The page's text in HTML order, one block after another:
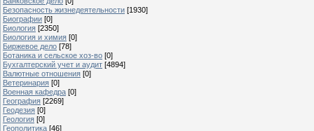
Безопасность жизнедеятельности [1930]
Биографии [0]
Биология [2350]
Биология и химия [0]
Биржевое дело [78]
Ботаника и сельское хоз-во [0]
Бухгалтерский учет и аудит [4894]
Валютные отношения [0]
Ветеринария [0]
Военная кафедра [0]
География [2269]
Геодезия [0]
Геология [0]
Геополитика [46]